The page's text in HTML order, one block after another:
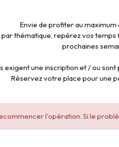
Envie de profiter au maximum
thématique, repérez vos
prochaines
exigent une inscription et / ou sont
Réservez votre place pour une
l'opération. Si le